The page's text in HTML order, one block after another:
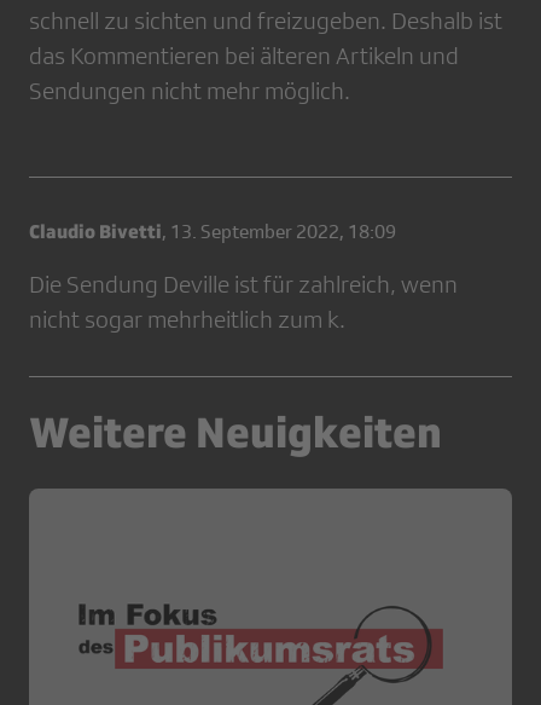
schnell zu sichten und freizugeben. Deshalb ist
das Kommentieren bei älteren Artikeln und
Sendungen nicht mehr möglich.
Claudio Bivetti, 13. September 2022, 18:09
Die Sendung Deville ist für zahlreich, wenn
nicht sogar mehrheitlich zum k.
Weitere Neuigkeiten